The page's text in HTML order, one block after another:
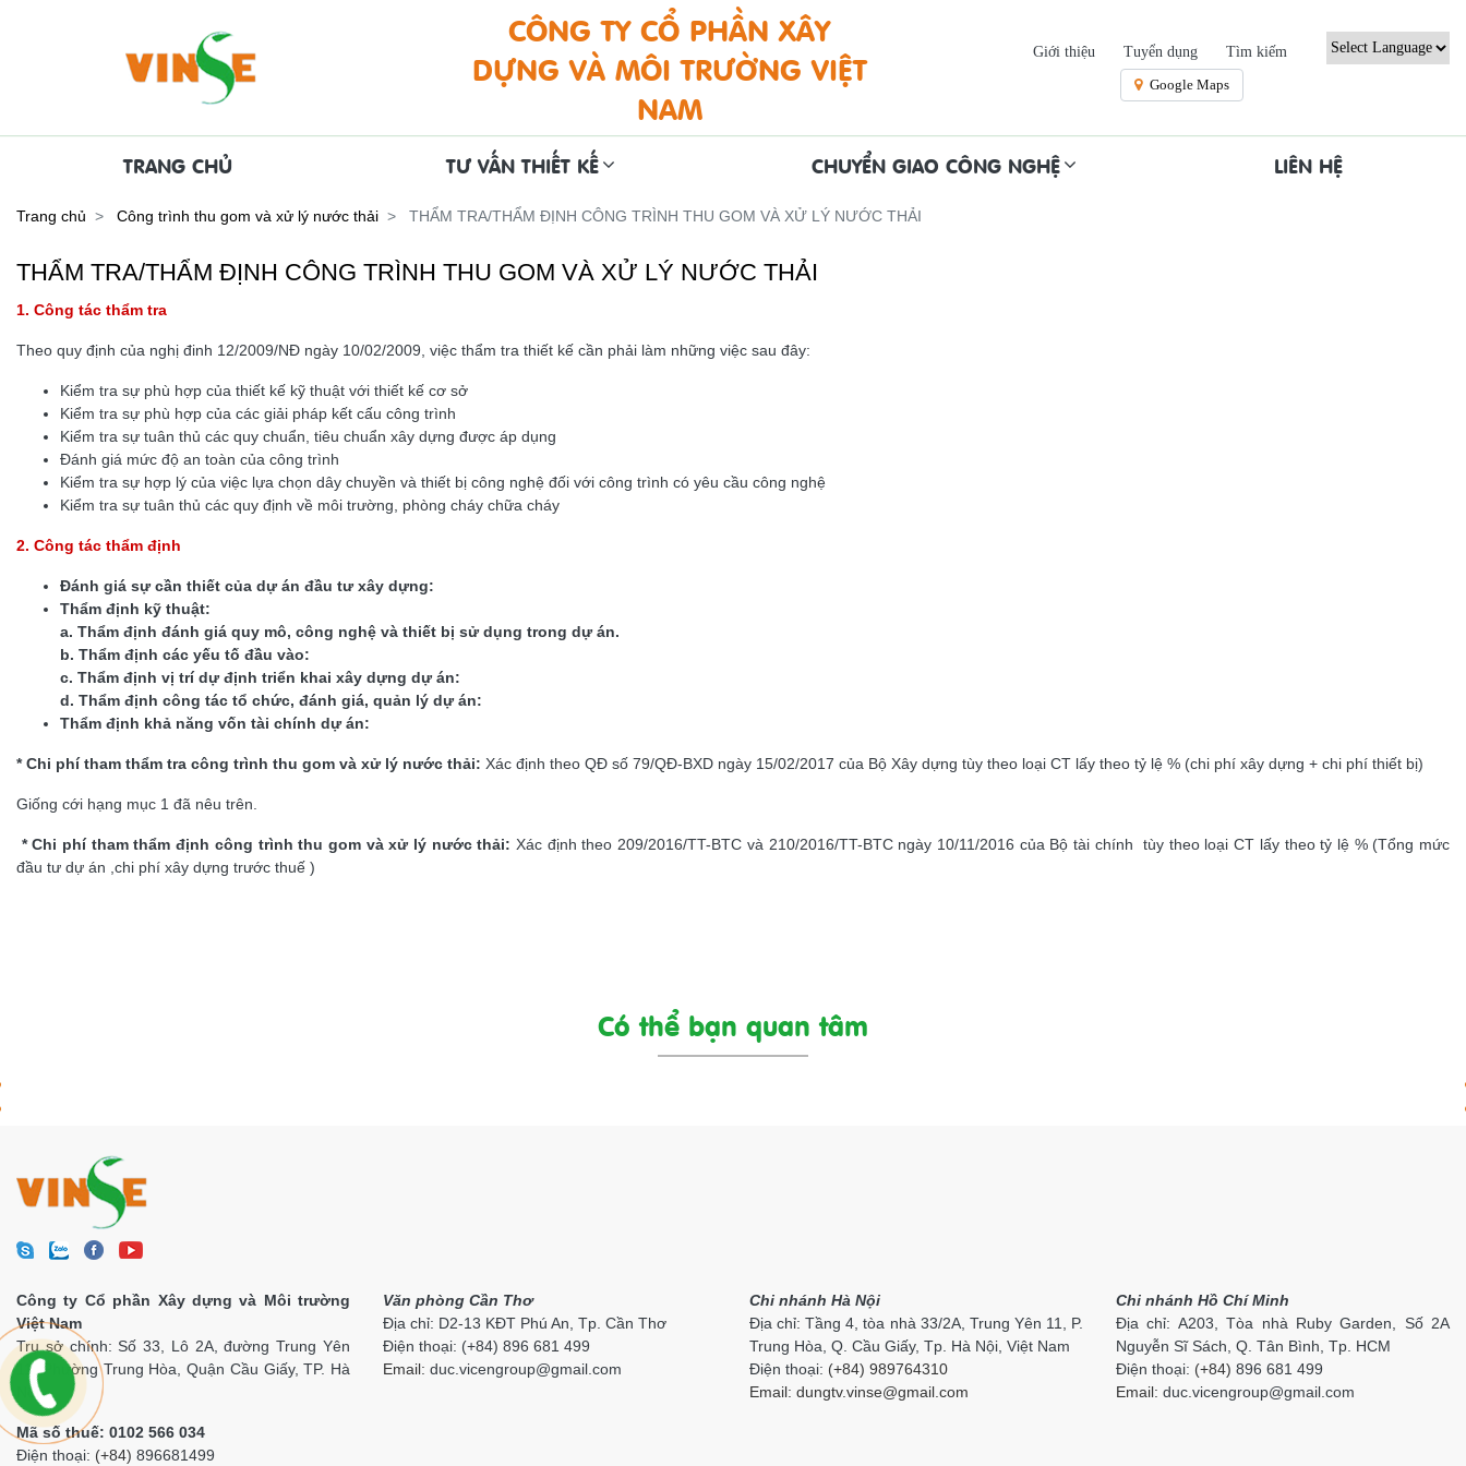
CÔNG TY CỔ PHẦN XÂY
DỰNG VÀ MÔI TRƯỜNG VIỆT
NAM
Giới thiệu Tuyển dụng
Tìm kiếm
Google Maps
TRANG CHỦ TƯ VẤN THIẾT KẾ CHUYỂN GIAO CÔNG NGHỆ LIÊN HỆ
Trang chủ Công trình thu gom và xử lý nước thải THẨM TRA/THẨM ĐỊNH CÔNG TRÌNH THU GOM VÀ XỬ LÝ NƯỚC THẢI
THẨM TRA/THẨM ĐỊNH CÔNG TRÌNH THU GOM VÀ XỬ LÝ NƯỚC THẢI
1. Công tác thẩm tra
Theo quy định của nghị đinh 12/2009/NĐ ngày 10/02/2009, việc thẩm tra thiết kế cần phải làm những việc sau đây:
Kiểm tra sự phù hợp của thiết kế kỹ thuật với thiết kế cơ sở
Kiểm tra sự phù hợp của các giải pháp kết cấu công trình
Kiểm tra sự tuân thủ các quy chuẩn, tiêu chuẩn xây dựng được áp dụng
Đánh giá mức độ an toàn của công trình
Kiểm tra sự hợp lý của việc lựa chọn dây chuyền và thiết bị công nghệ đối với công trình có yêu cầu công nghệ
Kiểm tra sự tuân thủ các quy định về môi trường, phòng cháy chữa cháy
2. Công tác thẩm định
Đánh giá sự cần thiết của dự án đầu tư xây dựng:
Thẩm định kỹ thuật:
a. Thẩm định đánh giá quy mô, công nghệ và thiết bị sử dụng trong dự án.
b. Thẩm định các yếu tố đầu vào:
c. Thẩm định vị trí dự định triển khai xây dựng dự án:
d. Thẩm định công tác tổ chức, đánh giá, quản lý dự án:
Thẩm định khả năng vốn tài chính dự án:
* Chi phí tham thẩm tra công trình thu gom và xử lý nước thải: Xác định theo QĐ số 79/QĐ-BXD ngày 15/02/2017 của Bộ Xây dựng tùy theo loại CT lấy theo tỷ lệ % (chi phí xây dựng + chi phí thiết bị)
Giống cới hạng mục 1 đã nêu trên.
* Chi phí tham thẩm định công trình thu gom và xử lý nước thải:Xác định theo 209/2016/TT-BTC và 210/2016/TT-BTC ngày 10/11/2016 của Bộ tài chính tùy theo loại CT lấy theo tỷ lệ % (Tổng mức
đầu tư dự án ,chi phí xây dựng trước thuế )
Có thể bạn quan tâm
Công ty Cổ phần Xây dựng và Môi trường
Việt Nam
Trụ sở chính: Số 33, Lô 2A, đường Trung Yên
11, Phường Trung Hòa, Quận Cầu Giấy, TP. Hà
Nội
Mã số thuế: 0102 566 034
Điện thoại: (+84) 896681499
Văn phòng Cần Thơ
Địa chỉ: D2-13 KĐT Phú An, Tp. Cần Thơ
Điện thoại: (+84) 896 681 499
Email: duc.vicengroup@gmail.com
Chi nhánh Hà Nội
Địa chỉ: Tầng 4, tòa nhà 33/2A, Trung Yên 11, P.
Trung Hòa, Q. Cầu Giấy, Tp. Hà Nội, Việt Nam
Điện thoại: (+84) 989764310
Email: dungtv.vinse@gmail.com
Chi nhánh Hồ Chí Minh
Địa chỉ: A203, Tòa nhà Ruby Garden, Số 2A
Nguyễn Sĩ Sách, Q. Tân Bình, Tp. HCM
Điện thoại: (+84) 896 681 499
Email: duc.vicengroup@gmail.com